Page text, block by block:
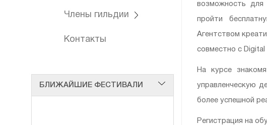
Члены гильдии
Контакты
БЛИЖАЙШИЕ ФЕСТИВАЛИ
возможность для
пройти
Агентством
совместно с Digital
На курсе
управленческую
более успешной
Регистрация на